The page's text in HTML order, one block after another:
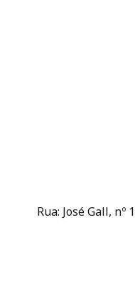
Rua: José Gall, nº